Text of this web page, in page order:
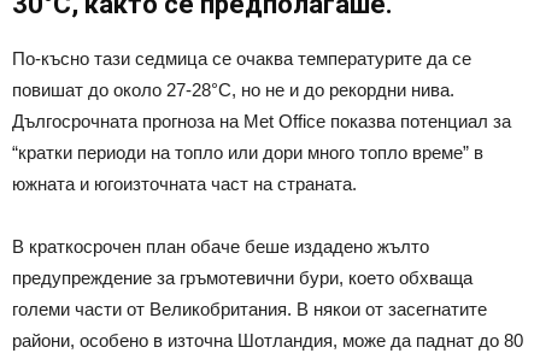
По-късно тази седмица се очаква температурите да се
повишат до около 27-28°C, но не и до рекордни нива.
Дългосрочната прогноза на Met Office показва потенциал за
“кратки периоди на топло или дори много топло време” в
южната и югоизточната част на страната.
В краткосрочен план обаче беше издадено жълто
предупреждение за гръмотевични бури, което обхваща
големи части от Великобритания. В някои от засегнатите
райони, особено в източна Шотландия, може да паднат до 80